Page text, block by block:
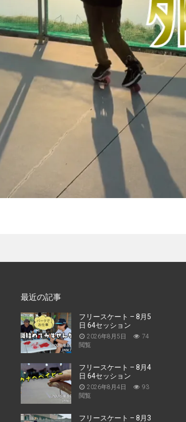
最近の記事
フリースケート – 8月5
日 64セッション
2026年8月5日
74
閲覧
フリースケート – 8月4
日 64セッション
2026年8月4日
93
閲覧
フリースケート – 8月3